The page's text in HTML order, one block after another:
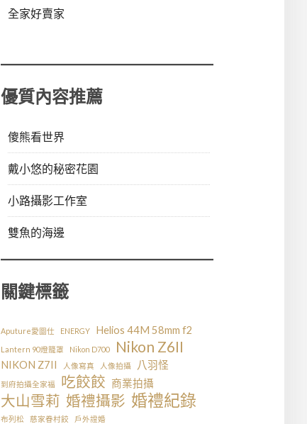
全家好賣家
優質內容推薦
傻熊看世界
戴小悠的秘密花園
小路攝影工作室
雙魚的海邊
關鍵標籤
Aputure愛圖仕 ENERGY Helios 44M 58mm f2
Lantern 90燈籠罩 Nikon D700 Nikon Z6II
NIKON Z7II 人像寫真 人像拍攝 八羽怪
到府拍攝全家福 吃餃餃 商業拍攝
大山雪莉 婚禮攝影 婚禮紀錄
布列松 慈家眷村餃 戶外證婚